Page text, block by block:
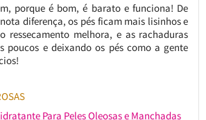
porque é bom, é barato e funciona! De
diferença, os pés ficam mais lisinhos e
ressecamento melhora, e as rachaduras
poucos e deixando os pés como a gente
Para Peles Oleosas e Manchadas